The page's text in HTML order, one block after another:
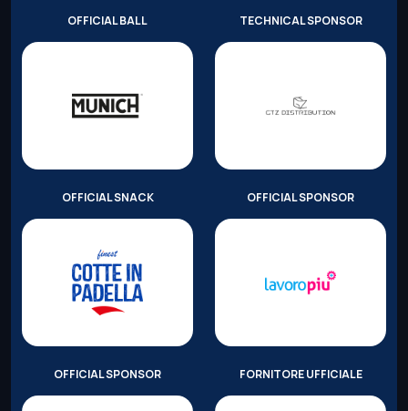
OFFICIAL BALL TECHNICAL SPONSOR
OFFICIAL SNACK OFFICIAL SPONSOR
OFFICIAL SPONSOR FORNITORE UFFICIALE